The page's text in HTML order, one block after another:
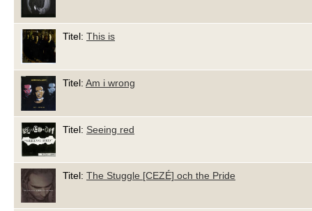
Titel: This is
Titel: Am i wrong
Titel: Seeing red
Titel: The Stuggle [CEZÉ] och the Pride